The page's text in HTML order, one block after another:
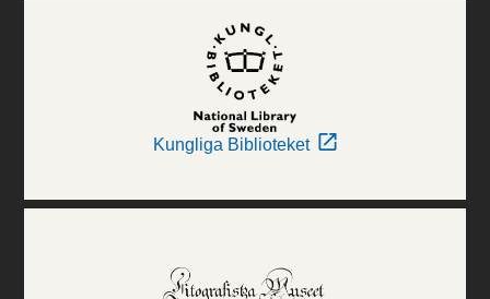
Kungliga Biblioteket